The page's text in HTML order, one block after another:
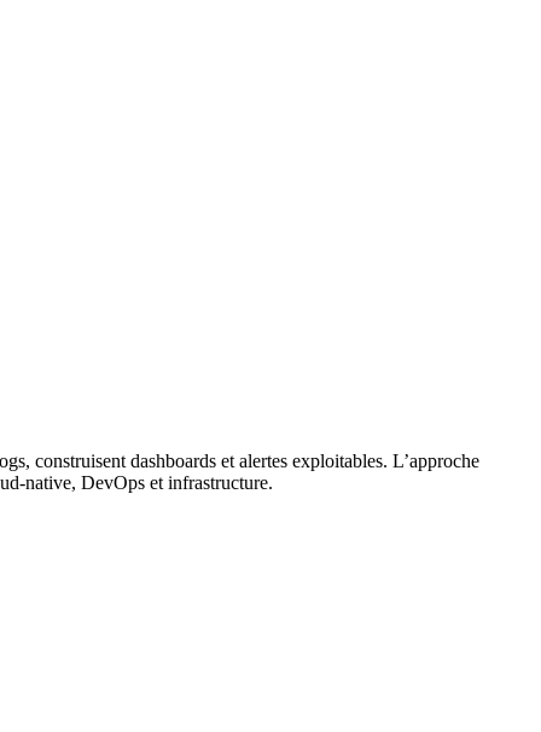
construisent dashboards et alertes exploitables. L’approche
native, DevOps et infrastructure.